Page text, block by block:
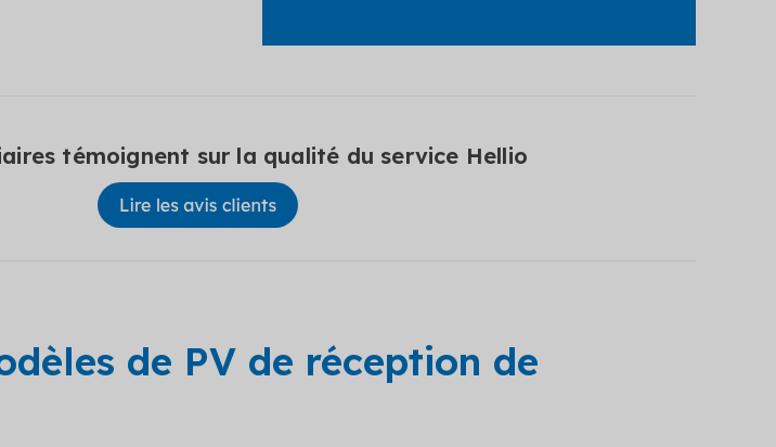
témoignent sur la qualité du service Hellio
de PV de réception de